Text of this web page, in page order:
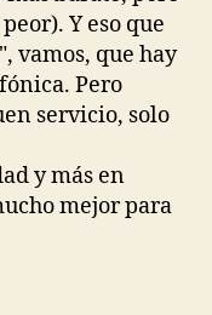
Y eso que
vamos, que hay
Pero
servicio, solo
y más en
mejor para